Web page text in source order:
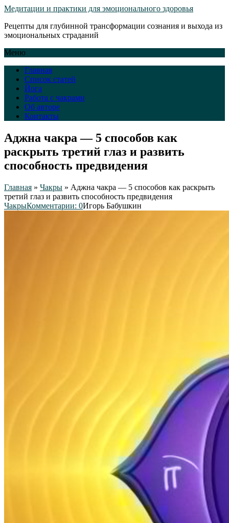
Медитации и практики для эмоционального здоровья
Рецепты для глубинной трансформации сознания и выхода из
эмоциональных страданий
Меню
Главная
Список статей
Йога
Работа с чакрами
Об авторе
Контакты
Аджна чакра — 5 способов как
раскрыть третий глаз и развить
способность предвидения
Главная » Чакры » Аджна чакра — 5 способов как раскрыть
третий глаз и развить способность предвидения
ЧакрыКомментарии: 0Игорь Бабушкин